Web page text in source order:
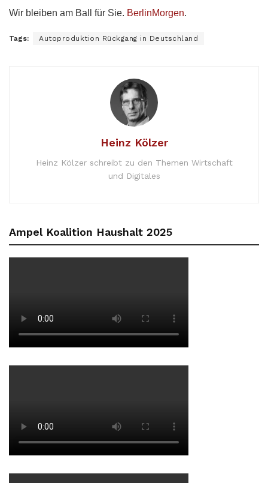
Wir bleiben am Ball für Sie. BerlinMorgen.
Tags: Autoproduktion Rückgang in Deutschland
Heinz Kölzer
Heinz Kölzer schreibt zu den Themen Wirtschaft
und Digitales
Ampel Koalition Haushalt 2025